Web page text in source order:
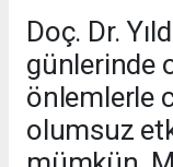
Doç. Dr.
günlerinde
önlemlerle
olumsuz